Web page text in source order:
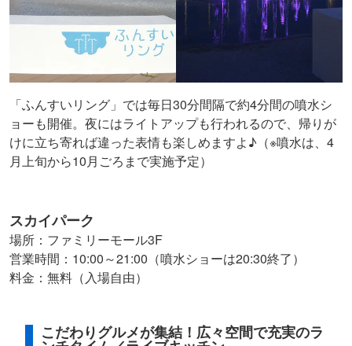
「ふんすいリング」では毎日30分間隔で約4分間の噴水シ
ョーも開催。夜にはライトアップも行われるので、帰りが
けに立ち寄れば違った表情も楽しめますよ♪（※噴水は、4
月上旬から10月ごろまで実施予定）
スカイパーク
場所：ファミリーモール3F
営業時間：10:00～21:00（噴水ショーは20:30終了）
料金：無料（入場自由）
こだわりグルメが集結！広々空間で充実のラ